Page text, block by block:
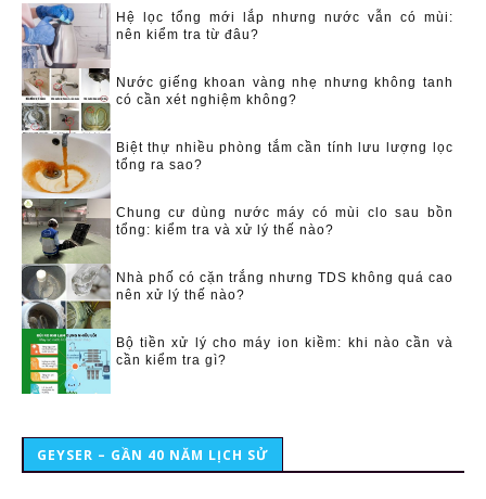
Hệ lọc tổng mới lắp nhưng nước vẫn có mùi:
nên kiểm tra từ đâu?
Nước giếng khoan vàng nhẹ nhưng không tanh
có cần xét nghiệm không?
Biệt thự nhiều phòng tắm cần tính lưu lượng lọc
tổng ra sao?
Chung cư dùng nước máy có mùi clo sau bồn
tổng: kiểm tra và xử lý thế nào?
Nhà phố có cặn trắng nhưng TDS không quá cao
nên xử lý thế nào?
Bộ tiền xử lý cho máy ion kiềm: khi nào cần và
cần kiểm tra gì?
GEYSER – GẦN 40 NĂM LỊCH SỬ